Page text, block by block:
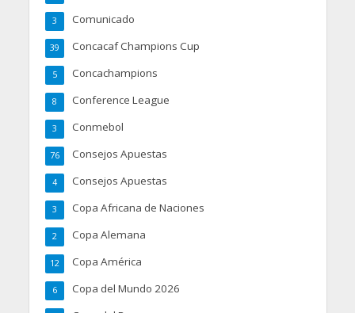
Comunicado
3
Concacaf Champions Cup
39
Concachampions
5
Conference League
8
Conmebol
3
Consejos Apuestas
76
Consejos Apuestas
4
Copa Africana de Naciones
3
Copa Alemana
2
Copa América
12
Copa del Mundo 2026
6